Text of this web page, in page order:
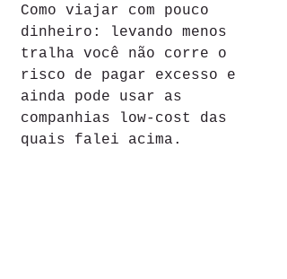
Como viajar com pouco
dinheiro: levando menos
tralha você não corre o
risco de pagar excesso e
ainda pode usar as
companhias low-cost das
quais falei acima.